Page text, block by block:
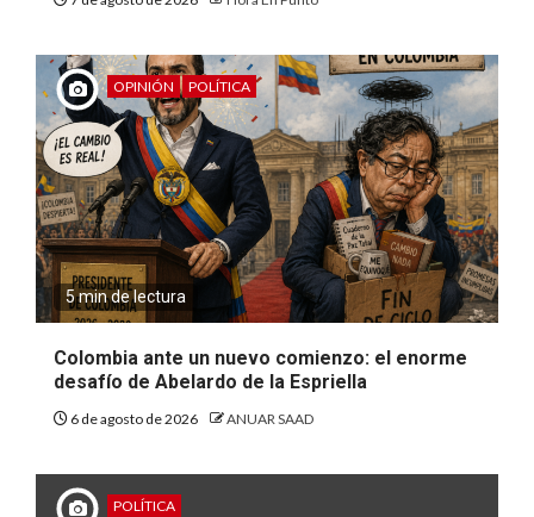
OPINIÓN POLÍTICA
5 min de lectura
Colombia ante un nuevo comienzo: el enorme
desafío de Abelardo de la Espriella
6 de agosto de 2026 ANUAR SAAD
POLÍTICA